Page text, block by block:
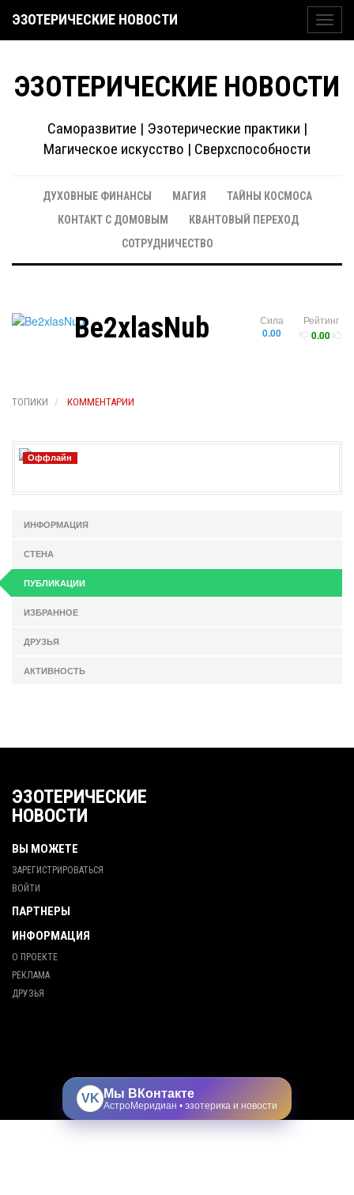
ЭЗОТЕРИЧЕСКИЕ НОВОСТИ
ЭЗОТЕРИЧЕСКИЕ НОВОСТИ
Саморазвитие | Эзотерические практики |
Магическое искусство | Сверхспособности
ДУХОВНЫЕ ФИНАНСЫ МАГИЯ
ТАЙНЫ КОСМОСА
КОНТАКТ С ДОМОВЫМ
КВАНТОВЫЙ ПЕРЕХОД
СОТРУДНИЧЕСТВО
Рейтинг
0.00
Сила
0.00
Be2xlasNub
ТОПИКИ КОММЕНТАРИИ
Оффлайн
ИНФОРМАЦИЯ
СТЕНА
ПУБЛИКАЦИИ
ИЗБРАННОЕ
ДРУЗЬЯ
АКТИВНОСТЬ
ЭЗОТЕРИЧЕСКИЕ
НОВОСТИ
ВЫ МОЖЕТЕ
ЗАРЕГИСТРИРОВАТЬСЯ
ВОЙТИ
ПАРТНЕРЫ
ИНФОРМАЦИЯ
О ПРОЕКТЕ
РЕКЛАМА
ДРУЗЬЯ
VK Мы ВКонтакте
АстроМеридиан • эзотерика и новости